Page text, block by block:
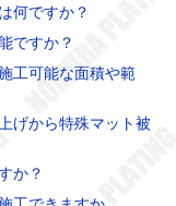
何ですか？
ですか？
工可能な面積や範
げから特殊マット被
か？